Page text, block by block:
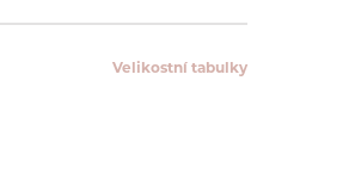
Velikostní tabulky